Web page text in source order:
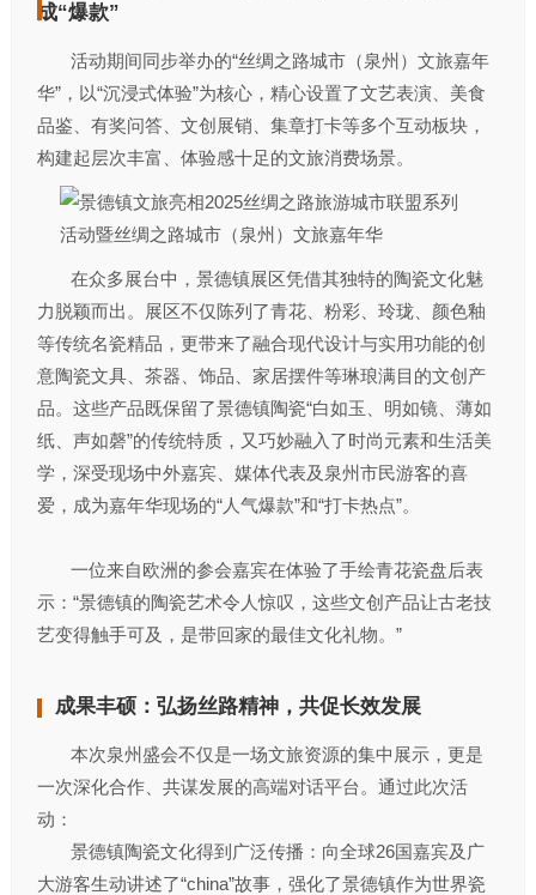
成“爆款”
活动期间同步举办的“丝绸之路城市（泉州）文旅嘉年
华”，以“沉浸式体验”为核心，精心设置了文艺表演、美食
品鉴、有奖问答、文创展销、集章打卡等多个互动板块，
构建起层次丰富、体验感十足的文旅消费场景。
在众多展台中，景德镇展区凭借其独特的陶瓷文化魅
力脱颖而出。展区不仅陈列了青花、粉彩、玲珑、颜色釉
等传统名瓷精品，更带来了融合现代设计与实用功能的创
意陶瓷文具、茶器、饰品、家居摆件等琳琅满目的文创产
品。这些产品既保留了景德镇陶瓷“白如玉、明如镜、薄如
纸、声如磬”的传统特质，又巧妙融入了时尚元素和生活美
学，深受现场中外嘉宾、媒体代表及泉州市民游客的喜
爱，成为嘉年华现场的“人气爆款”和“打卡热点”。
一位来自欧洲的参会嘉宾在体验了手绘青花瓷盘后表
示：“景德镇的陶瓷艺术令人惊叹，这些文创产品让古老技
艺变得触手可及，是带回家的最佳文化礼物。”
成果丰硕：弘扬丝路精神，共促长效发展
本次泉州盛会不仅是一场文旅资源的集中展示，更是
一次深化合作、共谋发展的高端对话平台。通过此次活
动：
景德镇陶瓷文化得到广泛传播：向全球26国嘉宾及广
大游客生动讲述了“china”故事，强化了景德镇作为世界瓷